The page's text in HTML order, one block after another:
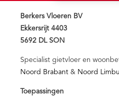
Berkers Vloeren BV
Ekkersrijt 4403
5692 DL SON
Specialist gietvloer en
Noord Brabant & Noord
Toepassingen